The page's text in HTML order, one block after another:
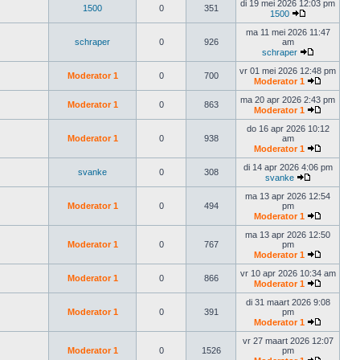
1500 0 351
di 19 mei 2026 12:03 pm
1500
schraper 0 926
ma 11 mei 2026 11:47
am
schraper
Moderator 1 0 700
vr 01 mei 2026 12:48 pm
Moderator 1
Moderator 1 0 863
ma 20 apr 2026 2:43 pm
Moderator 1
Moderator 1 0 938
do 16 apr 2026 10:12
am
Moderator 1
svanke 0 308
di 14 apr 2026 4:06 pm
svanke
Moderator 1 0 494
ma 13 apr 2026 12:54
pm
Moderator 1
Moderator 1 0 767
ma 13 apr 2026 12:50
pm
Moderator 1
Moderator 1 0 866
vr 10 apr 2026 10:34 am
Moderator 1
Moderator 1 0 391
di 31 maart 2026 9:08
pm
Moderator 1
Moderator 1 0 1526
vr 27 maart 2026 12:07
pm